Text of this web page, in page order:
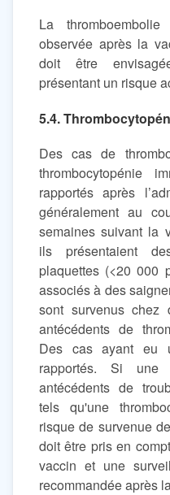
La
observée après la
doit être
présentant un risque
5.4.
Des cas de
thrombocytopénie
rapportés après
généralement au
semaines suivant la
ils présentaient
plaquettes (<20 000
associés à des
sont survenus chez
antécédents de
Des cas ayant eu
rapportés. Si une
antécédents de
tels qu'une
risque de survenue
doit être pris en
vaccin et une
recommandée après